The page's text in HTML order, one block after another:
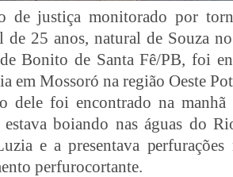
de justiça monitorado por
de 25 anos, natural de Souza
Bonito de Santa Fê/PB, foi
em Mossoró na região Oeste
dele foi encontrado na
boiando nas águas do
e a presentava
perfurocortante.